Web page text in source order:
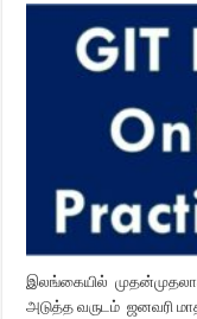
இலங்கையில்
அடுத்த வருடம் ஜனவரி